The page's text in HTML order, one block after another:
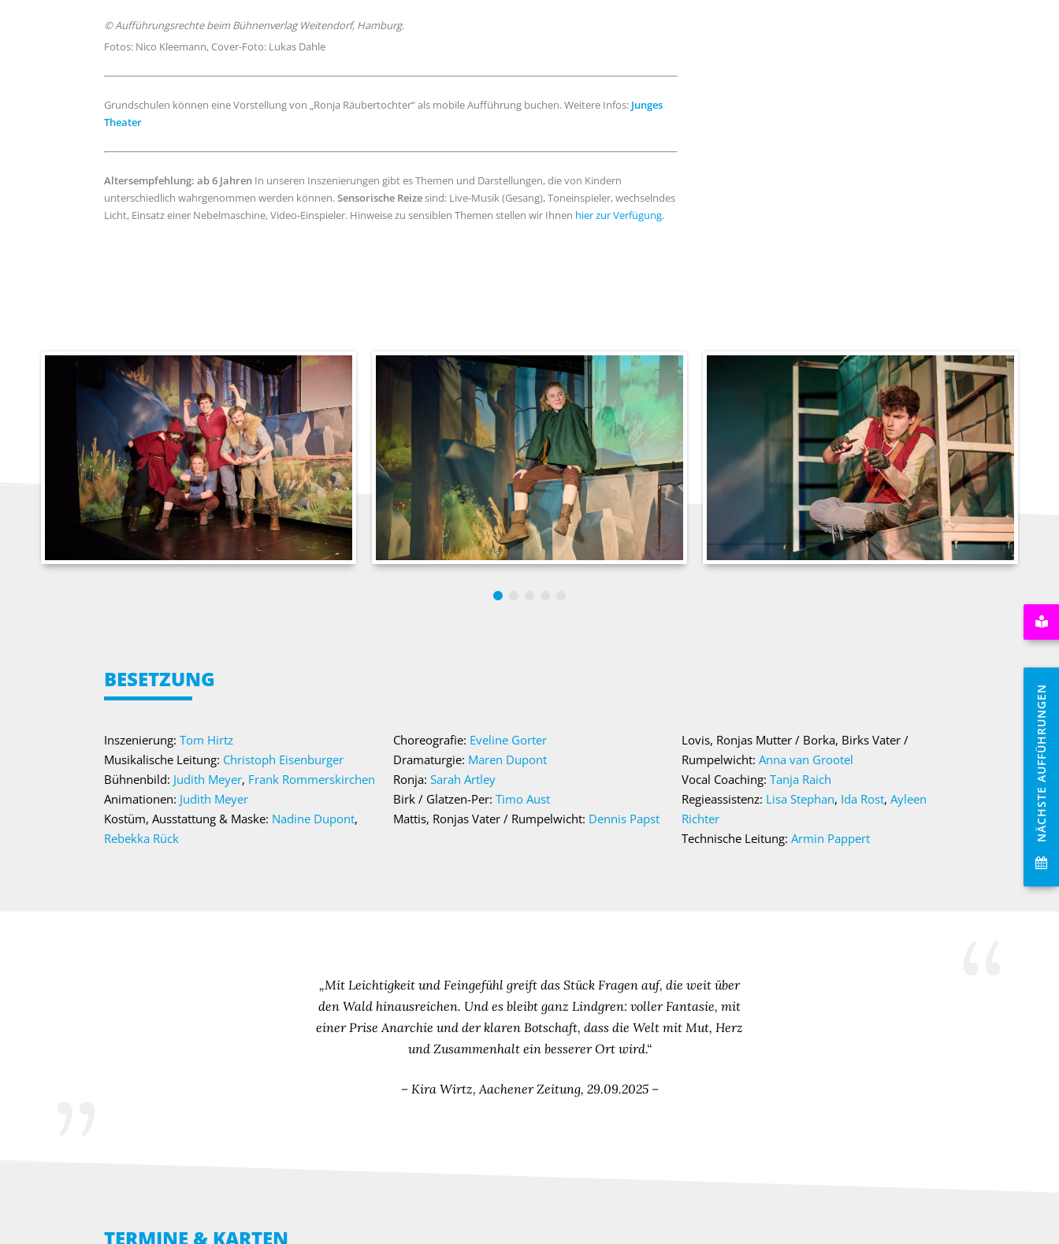
NÄCHSTE AUFFÜHRUNGEN
© Aufführungsrechte beim Bühnenverlag Weitendorf, Hamburg.
Fotos: Nico Kleemann, Cover-Foto: Lukas Dahle
Grundschulen können eine Vorstellung von „Ronja Räubertochter“ als mobile Aufführung buchen. Weitere Infos: Junges
Theater
Altersempfehlung: ab 6 Jahren In unseren Inszenierungen gibt es Themen und Darstellungen, die von Kindern
unterschiedlich wahrgenommen werden können.Sensorische Reizesind: Live-Musik (Gesang), Toneinspieler, wechselndes
Licht, Einsatz einer Nebelmaschine, Video-Einspieler. Hinweise zu sensiblen Themen stellen wir Ihnen hier zur Verfügung.
BESETZUNG
Inszenierung: Tom Hirtz
Musikalische Leitung: Christoph Eisenburger
Bühnenbild: Judith Meyer, Frank Rommerskirchen
Animationen: Judith Meyer
Kostüm, Ausstattung & Maske: Nadine Dupont,
Rebekka Rück
Choreografie: Eveline Gorter
Dramaturgie: Maren Dupont
Ronja: Sarah Artley
Birk / Glatzen-Per: Timo Aust
Mattis, Ronjas Vater / Rumpelwicht: Dennis Papst
Lovis, Ronjas Mutter / Borka, Birks Vater /
Rumpelwicht:Anna van Grootel
Vocal Coaching:Tanja Raich
Regieassistenz: Lisa Stephan, Ida Rost,Ayleen
Richter
Technische Leitung:Armin Pappert
„Mit Leichtigkeit und Feingefühl greift das Stück Fragen auf, die weit über
den Wald hinausreichen. Und es bleibt ganz Lindgren: voller Fantasie, mit
einer Prise Anarchie und der klaren Botschaft, dass die Welt mit Mut, Herz
und Zusammenhalt ein besserer Ort wird.“
– Kira Wirtz, Aachener Zeitung, 29.09.2025 –
TERMINE & KARTEN